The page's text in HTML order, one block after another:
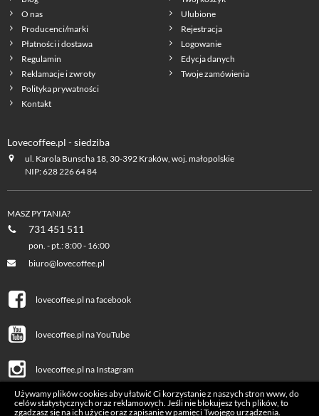
O nas
Producenci/marki
Płatności i dostawa
Regulamin
Reklamacje i zwroty
Polityka prywatności
Kontakt
Ulubione
Rejestracja
Logowanie
Edycja danych
Twoje zamówienia
Lovecoffee.pl - siedziba
ul. Karola Bunscha 18, 30-392 Kraków, woj. małopolskie
NIP: 628 226 64 84
MASZ PYTANIA?
731 451 511
pon. - pt.: 8:00 - 16:00
biuro@lovecoffee.pl
lovecoffee.pl na facebook
lovecoffee.pl na YouTube
lovecoffee.pl na Instagram
Używamy plików cookies aby ułatwić Ci korzystanie z naszych stron www, do
celów statystycznych oraz reklamowych. Jeśli nie blokujesz tych plików, to
zgadzasz się na ich użycie oraz zapisanie w pamięci Twojego urządzenia.